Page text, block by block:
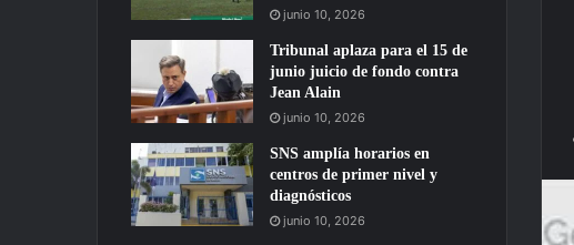
junio 10, 2026
Tribunal aplaza para el 15 de
junio juicio de fondo contra
Jean Alain
junio 10, 2026
SNS amplía horarios en
centros de primer nivel y
diagnósticos
junio 10, 2026